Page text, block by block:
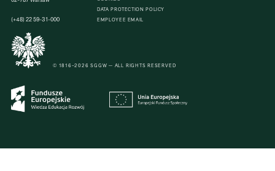
(+48) 2259-31-000
DATA PROTECTION POLICY
EMPLOYEE EMAIL
© 1816–2026 SGGW — ALL RIGHTS RESERVED